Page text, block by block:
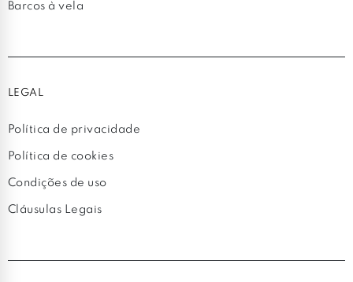
Barcos à vela
LEGAL
Política de privacidade
Política de cookies
Condições de uso
Cláusulas Legais